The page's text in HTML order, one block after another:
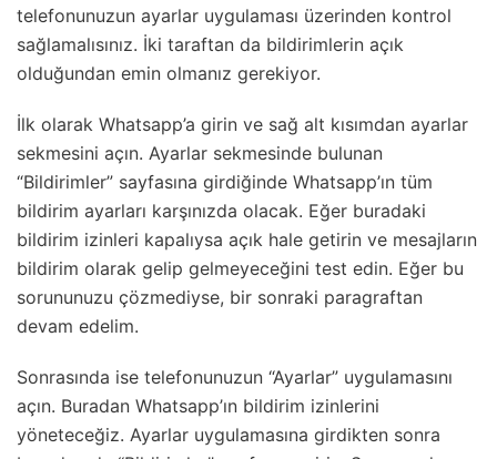
telefonunuzun ayarlar uygulaması üzerinden kontrol
sağlamalısınız. İki taraftan da bildirimlerin açık
olduğundan emin olmanız gerekiyor.
İlk olarak Whatsapp’a girin ve sağ alt kısımdan ayarlar
sekmesini açın. Ayarlar sekmesinde bulunan
“Bildirimler” sayfasına girdiğinde Whatsapp’ın tüm
bildirim ayarları karşınızda olacak. Eğer buradaki
bildirim izinleri kapalıysa açık hale getirin ve mesajların
bildirim olarak gelip gelmeyeceğini test edin. Eğer bu
sorununuzu çözmediyse, bir sonraki paragraftan
devam edelim.
Sonrasında ise telefonunuzun “Ayarlar” uygulamasını
açın. Buradan Whatsapp’ın bildirim izinlerini
yöneteceğiz. Ayarlar uygulamasına girdikten sonra